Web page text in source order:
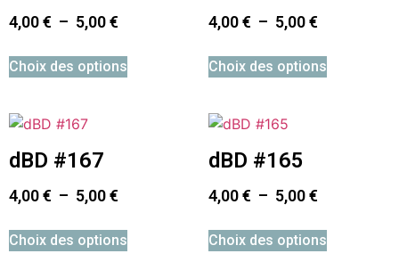
4,00€ – 5,00€
Choix des options
4,00€ – 5,00€
Choix des options
dBD #167
4,00€ – 5,00€
Choix des options
dBD #165
4,00€ – 5,00€
Choix des options